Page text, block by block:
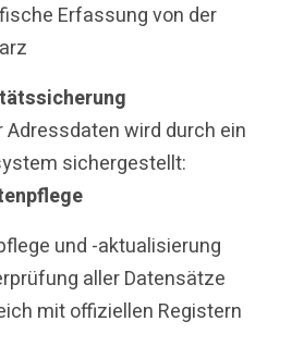
Erfassung von der
Adressdaten wird durch ein
sichergestellt:
und -aktualisierung
aller Datensätze
mit offiziellen Registern